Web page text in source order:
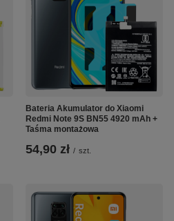
Bateria Akumulator do Xiaomi
Redmi Note 9S BN55 4920 mAh +
Taśma montażowa
54,90 zł / szt.